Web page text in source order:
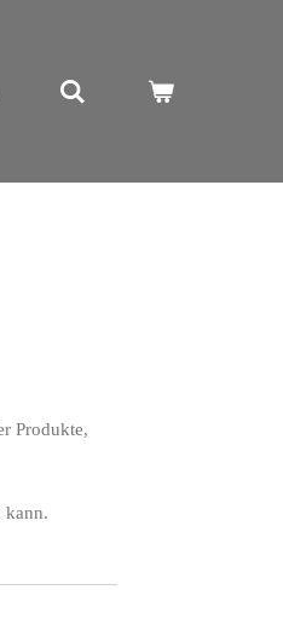
Produkte,
kann.